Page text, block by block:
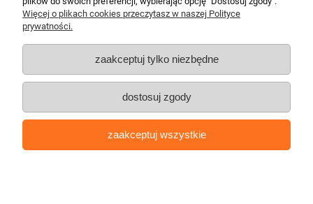
Escape 4x4
ul. Krakowska 197
34-124 Klecza Dolna
tel. 509 700 949
tel. 883 701 161
biuro@escape4x4.pl
Sklep stacjonarny czynny:
Pon-pt: 8.00-16.00
Więcej o plikach cookies przeczytasz w naszej Polityce
prywatności.
zaakceptuj tylko niezbędne
dostosuj zgody
zaakceptuj wszystkie